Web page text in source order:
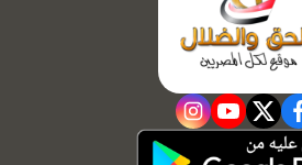
facebook
twitter
youtube
instagram